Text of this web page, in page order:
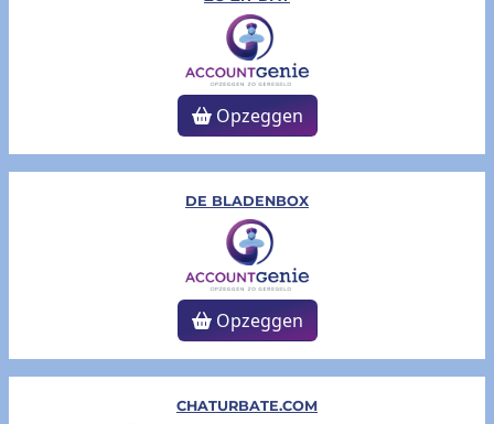
Opzeggen
DE BLADENBOX
Opzeggen
CHATURBATE.COM